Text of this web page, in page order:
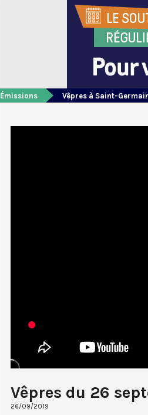
Émissions Vêpres à Saint-
Vêpres du 26
26/09/2019